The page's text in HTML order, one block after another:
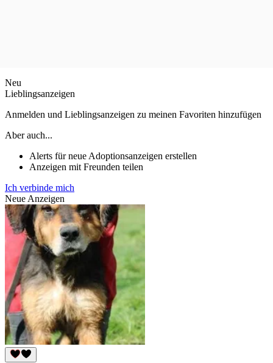
Neu
Lieblingsanzeigen
Anmelden und Lieblingsanzeigen zu meinen Favoriten hinzufügen
Aber auch...
Alerts für neue Adoptionsanzeigen erstellen
Anzeigen mit Freunden teilen
Ich verbinde mich
Neue Anzeigen